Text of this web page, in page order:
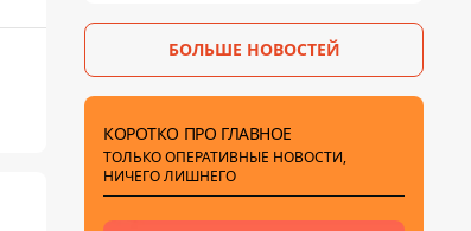
БОЛЬШЕ НОВОСТЕЙ
КОРОТКО ПРО ГЛАВНОЕ
ТОЛЬКО ОПЕРАТИВНЫЕ НОВОСТИ,
НИЧЕГО ЛИШНЕГО